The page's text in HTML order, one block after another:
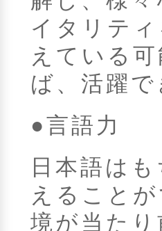
イタリテ
えている
ば、活躍
●言語力
日本語は
えること
境が当た